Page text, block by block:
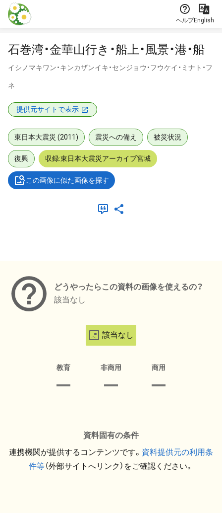
本文に飛ぶ
ヘルプEnglish
石巻湾・金華山行き・船上・風景・港・船
イシノマキワン・キンカザンイキ・センジョウ・フウケイ・ミナト・フ
ネ
提供元サイトで表示
東日本大震災 (2011) 震災への備え 被災状況
復興 収録:東日本大震災アーカイブ宮城
この画像に似た画像を探す
どうやったらこの資料の画像を使えるの？
該当なし
該当なし
教育 非商用 商用
資料固有の条件
連携機関が提供するコンテンツです。 資料提供元の利用条
件等（外部サイトへリンク）をご確認ください。